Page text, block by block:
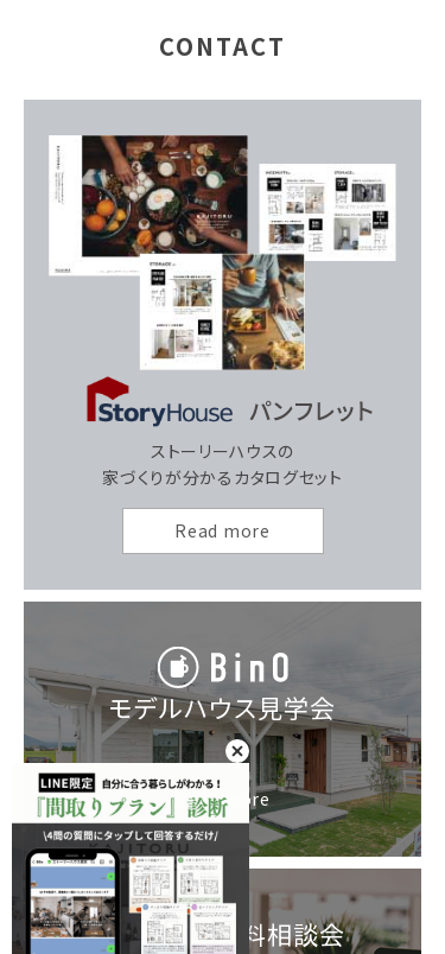
CONTACT
モデルハウス見学会
Read more
お家づくり無料相談会
ストーリーハウスの
家づくりが分かるカタログセット
Read more